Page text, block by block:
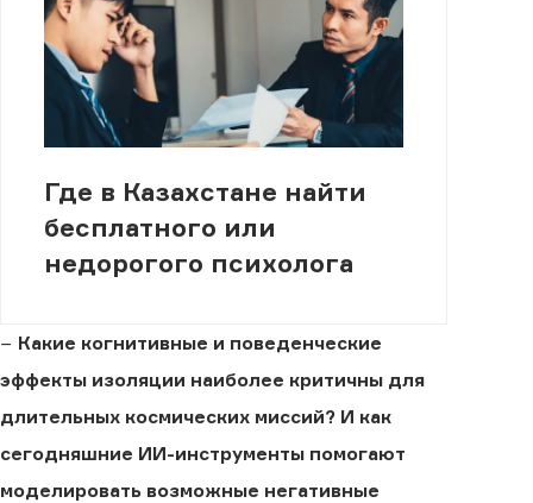
Где в Казахстане найти
бесплатного или
недорогого психолога
− Какие когнитивные и поведенческие
эффекты изоляции наиболее критичны для
длительных космических миссий? И как
сегодняшние ИИ-инструменты помогают
моделировать возможные негативные